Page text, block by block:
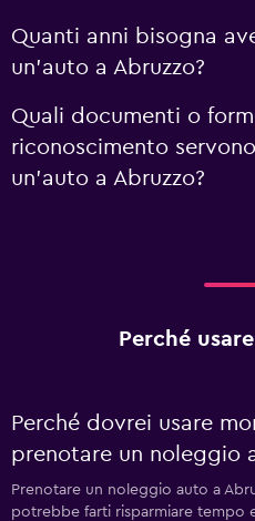
Quanti anni bisogna
un'auto a Abruzzo?
Quali documenti o
riconoscimento
un'auto a Abruzzo?
Perché
Perché dovrei usare
prenotare un noleggio
Prenotare un noleggio auto a
potrebbe farti risparmiare tempo